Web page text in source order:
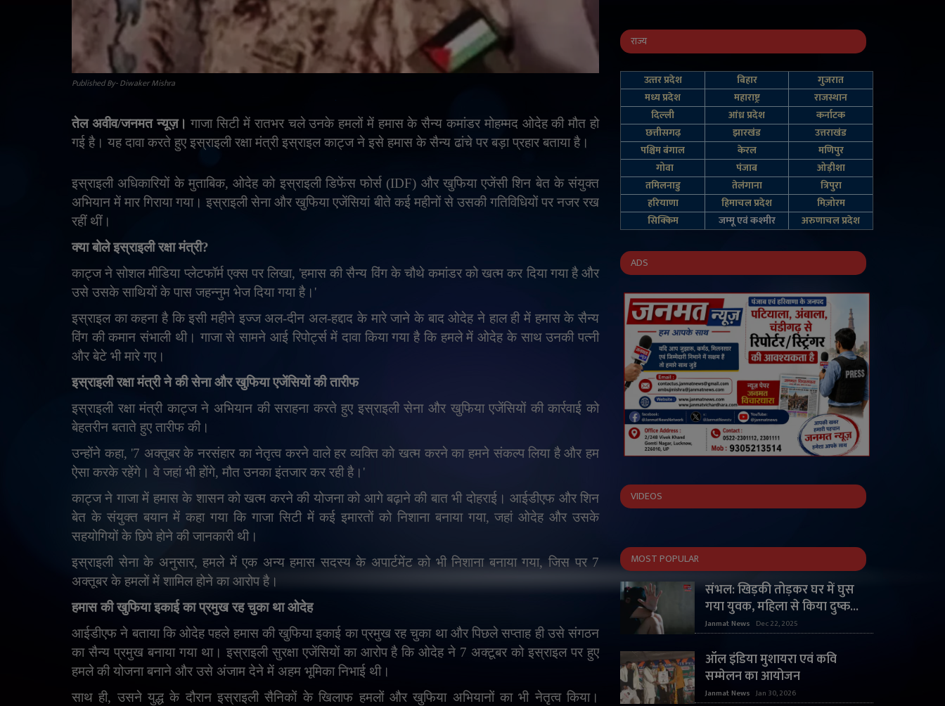
Published By- Diwaker Mishra
तेल अवीव/जनमत न्यूज़। गाजा सिटी में रातभर चले उनके हमलों में हमास के सैन्य कमांडर मोहम्मद ओदेह की मौत हो
गई है। यह दावा करते हुए इस्राइली रक्षा मंत्री इस्राइल काट्ज ने इसे हमास के सैन्य ढांचे पर बड़ा प्रहार बताया है।
इस्राइली अधिकारियों के मुताबिक, ओदेह को इस्राइली डिफेंस फोर्स (IDF) और खुफिया एजेंसी शिन बेत के संयुक्त
अभियान में मार गिराया गया। इस्राइली सेना और खुफिया एजेंसियां बीते कई महीनों से उसकी गतिविधियों पर नजर रख
रहीं थीं।
क्या बोले इस्राइली रक्षा मंत्री?
काट्ज ने सोशल मीडिया प्लेटफॉर्म एक्स पर लिखा, 'हमास की सैन्य विंग के चौथे कमांडर को खत्म कर दिया गया है और
उसे उसके साथियों के पास जहन्नुम भेज दिया गया है। '
इस्राइल का कहना है कि इसी महीने इज्ज अल-दीन अल-हद्दाद के मारे जाने के बाद ओदेह ने हाल ही में हमास के सैन्य
विंग की कमान संभाली थी। गाजा से सामने आई रिपोर्ट्स में दावा किया गया है कि हमले में ओदेह के साथ उनकी पत्नी
और बेटे भी मारे गए।
इस्राइली रक्षा मंत्री ने की सेना और खुफिया एजेंसियों की तारीफ
इस्राइली रक्षा मंत्री काट्ज ने अभियान की सराहना करते हुए इस्राइली सेना और खुफिया एजेंसियों की कार्रवाई को
बेहतरीन बताते हुए तारीफ की।
उन्होंने कहा, '7 अक्तूबर के नरसंहार का नेतृत्व करने वाले हर व्यक्ति को खत्म करने का हमने संकल्प लिया है और हम
ऐसा करके रहेंगे। वे जहां भी होंगे, मौत उनका इंतजार कर रही है। '
काट्ज ने गाजा में हमास के शासन को खत्म करने की योजना को आगे बढ़ाने की बात भी दोहराई। आईडीएफ और शिन
बेत के संयुक्त बयान में कहा गया कि गाजा सिटी में कई इमारतों को निशाना बनाया गया,जहां ओदेह और उसके
सहयोगियों के छिपे होने की जानकारी थी।
इस्राइली सेना के अनुसार,हमले में एक अन्य हमास सदस्य के अपार्टमेंट को भी निशाना बनाया गया, जिस पर 7
अक्तूबर के हमलों में शामिल होने का आरोप है।
हमास की खुफिया इकाई का प्रमुख रह चुका था ओदेह
आईडीएफ ने बताया कि ओदेह पहले हमास की खुफिया इकाई का प्रमुख रह चुका था और पिछले सप्ताह ही उसे संगठन
का सैन्य प्रमुख बनाया गया था। इस्राइली सुरक्षा एजेंसियों का आरोप है कि ओदेह ने 7 अक्टूबर को इस्राइल पर हुए
हमले की योजना बनाने और उसे अंजाम देने में अहम भूमिका निभाई थी।
साथ ही, उसने युद्ध के दौरान इस्राइली सैनिकों के खिलाफ हमलों और खुफिया अभियानों का भी नेतृत्व किया।
राज्य
उत्‍तर प्रदेश बिहार
गुजरात
मध्य प्रदेश
महाराष्ट्र
राजस्थान
दिल्‍ली
आंध्र प्रदेश
कर्नाटक
छत्तीसगढ़
झारखंड
उत्तराखंड
पश्चिम बंगाल
केरल
मणिपुर
गोवा
पंजाब
ओड़ीशा
तमिलनाडु
तेलंगाना
त्रिपुरा
हरियाणा
हिमाचल प्रदेश
मिज़ोरम
सिक्किम
जम्‍मू एवं कश्‍मीर अरुणाचल प्रदेश
ADS
VIDEOS
MOST POPULAR
संभल: खिड़की तोड़कर घर में घुस
गया युवक, महिला से किया दुष्क...
Janmat News Dec 22, 2025
ऑल इंडिया मुशायरा एवं कवि
सम्मेलन का आयोजन
Janmat News Jan 30, 2026